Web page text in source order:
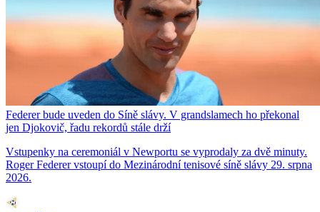
Federer bude uveden do Síně slávy. V grandslamech ho překonal
jen Djokovič, řadu rekordů stále drží
Vstupenky na ceremoniál v Newportu se vyprodaly za dvě minuty.
Roger Federer vstoupí do Mezinárodní tenisové síně slávy 29. srpna
2026.